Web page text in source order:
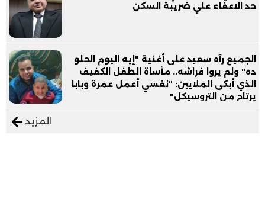
حد الاعفاء علي ضريبة السكن
الجميع رآه سعيد على أغنية "إيه اليوم الحلو
ده" ولم يروا فراشه.. مأساة الطفل الكفيف
الذي أبكى الملايين: "نفسي أعمل عمرة وبابا
يرتاح من التروسيكل"
المزيد